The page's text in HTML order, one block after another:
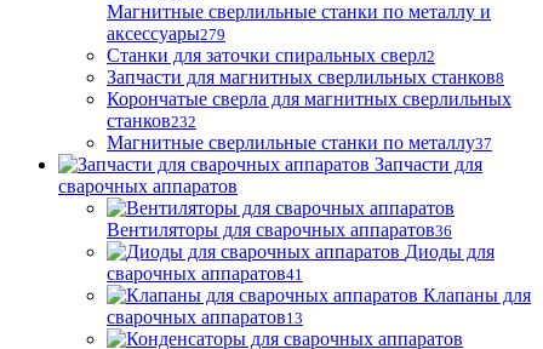
Магнитные сверлильные станки по металлу и
аксессуары279
Станки для заточки спиральных сверл2
Запчасти для магнитных сверлильных станков8
Корончатые сверла для магнитных сверлильных
станков232
Магнитные сверлильные станки по металлу37
Запчасти для
сварочных аппаратов
Вентиляторы для сварочных аппаратов36
Диоды для
сварочных аппаратов41
Клапаны для
сварочных аппаратов13